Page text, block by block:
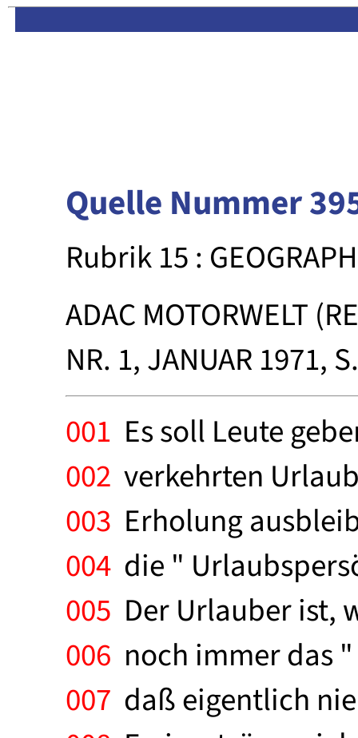
Quelle Nummer
Rubrik 15 :
ADAC MOTORWELT
NR. 1, JANUAR 1971,
001 Es soll Leute
002 verkehrten
003 Erholung
004 die "
005 Der Urlauber ist,
006 noch immer das
007 daß eigentlich